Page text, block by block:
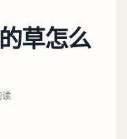
草怎么